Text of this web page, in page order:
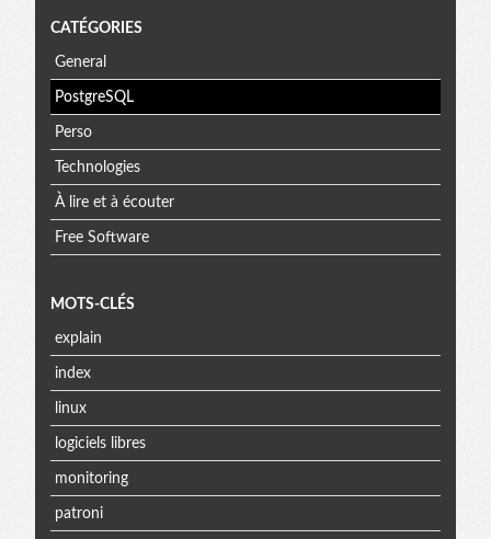
CATÉGORIES
General
PostgreSQL
Perso
Technologies
À lire et à écouter
Free Software
MOTS-CLÉS
explain
index
linux
logiciels libres
monitoring
patroni